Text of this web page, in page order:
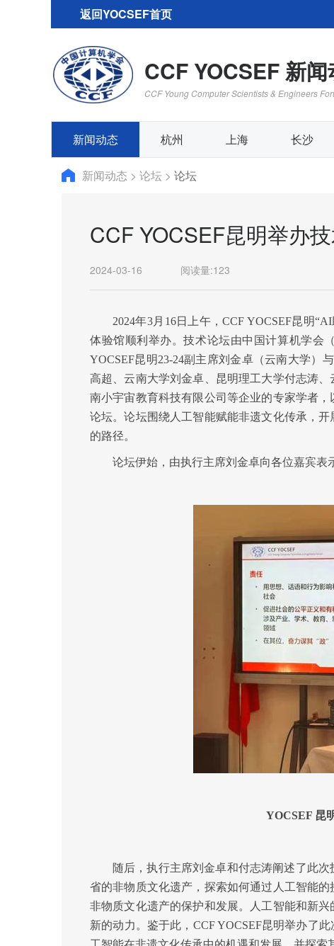
返回YOCSEF首页
CCF YOCSEF 新
CCF Young Computer Scientists & Engineers
新闻动态 杭州 上海 长沙
新闻动态 > 论坛 > 论坛
CCF YOCSEF昆明举办
2024-03-16 阅读量:123
2024年3月16日上午，CCF YOCSEF昆明
体验馆顺利举办。技术论坛由中国计算机学会
YOCSEF昆明23-24副主席刘金卓（云南大学）
高超、云南大学刘金卓、昆明理工大学付志涛
南小宇宙教育科技有限公司等企业的专家学者
论坛。论坛围绕人工智能赋能非遗文化传承，
的路径。
论坛伊始，由执行主席刘金卓向各位嘉宾表
YOCSEF 昆
随后，执行主席刘金卓和付志涛阐述了此
省的非物质文化遗产，探索如何通过人工智能
非物质文化遗产的保护和发展。人工智能和新
新的动力。鉴于此，CCF YOCSEF昆明举办了